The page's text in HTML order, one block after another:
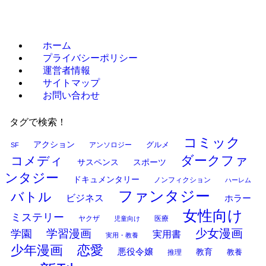
ホーム
プライバシーポリシー
運営者情報
サイトマップ
お問い合わせ
タグで検索！
SF アクション アンソロジー グルメ コミック
コメディ サスペンス スポーツ
ダークファ
ンタジー
ドキュメンタリー ノンフィクション ハーレム
バトル ビジネス ファンタジー ホラー
ミステリー ヤクザ 児童向け 医療 女性向け
学園 学習漫画 実用・教養 実用書 少女漫画
少年漫画 恋愛 悪役令嬢 推理 教育 教養